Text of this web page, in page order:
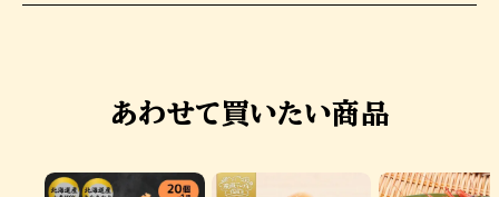
あわせて買いたい商品